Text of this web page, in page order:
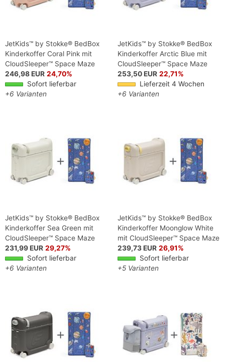
JetKids™ by Stokke® BedBox
Kinderkoffer Coral Pink mit
CloudSleeper™ Space Maze
246,98 EUR 24,70%
Sofort lieferbar
+6 Varianten
JetKids™ by Stokke® BedBox
Kinderkoffer Arctic Blue mit
CloudSleeper™ Space Maze
253,50 EUR 22,71%
Lieferzeit 4 Wochen
+6 Varianten
JetKids™ by Stokke® BedBox
Kinderkoffer Sea Green mit
CloudSleeper™ Space Maze
231,99 EUR 29,27%
Sofort lieferbar
+6 Varianten
JetKids™ by Stokke® BedBox
Kinderkoffer Moonglow White
mit CloudSleeper™ Space Maze
239,73 EUR 26,91%
Sofort lieferbar
+5 Varianten